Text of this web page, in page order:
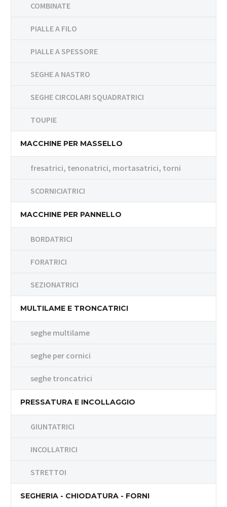
COMBINATE
PIALLE A FILO
PIALLE A SPESSORE
SEGHE A NASTRO
SEGHE CIRCOLARI SQUADRATRICI
TOUPIE
MACCHINE PER MASSELLO
fresatrici, tenonatrici, mortasatrici, torni
SCORNICIATRICI
MACCHINE PER PANNELLO
BORDATRICI
FORATRICI
SEZIONATRICI
MULTILAME E TRONCATRICI
seghe multilame
seghe per cornici
seghe troncatrici
PRESSATURA E INCOLLAGGIO
GIUNTATRICI
INCOLLATRICI
STRETTOI
SEGHERIA - CHIODATURA - FORNI